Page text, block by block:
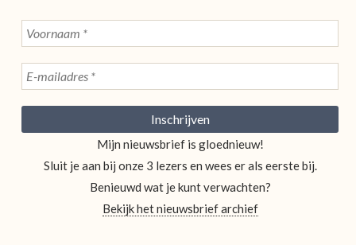
Mijn nieuwsbrief is gloednieuw!
Sluit je aan bij onze 3 lezers en wees er als eerste bij.
Benieuwd wat je kunt verwachten?
Bekijk het nieuwsbrief archief